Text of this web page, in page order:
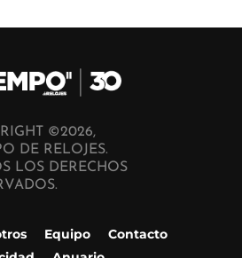
©2026,
DE RELOJES.
LOS DERECHOS
Equipo
Contacto